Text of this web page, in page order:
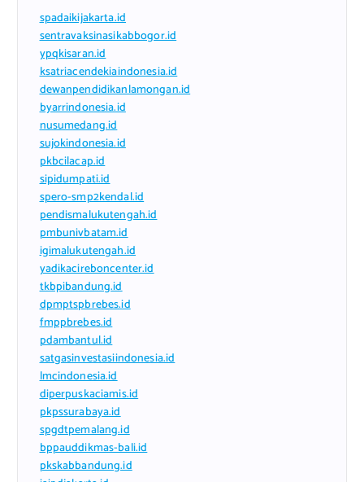
spadaikijakarta.id
sentravaksinasikabbogor.id
ypqkisaran.id
ksatriacendekiaindonesia.id
dewanpendidikanlamongan.id
byarrindonesia.id
nusumedang.id
sujokindonesia.id
pkbcilacap.id
sipidumpati.id
spero-smp2kendal.id
pendismalukutengah.id
pmbunivbatam.id
igimalukutengah.id
yadikacireboncenter.id
tkbpibandung.id
dpmptspbrebes.id
fmppbrebes.id
pdambantul.id
satgasinvestasiindonesia.id
lmcindonesia.id
diperpuskaciamis.id
pkpssurabaya.id
spgdtpemalang.id
bppauddikmas-bali.id
pkskabbandung.id